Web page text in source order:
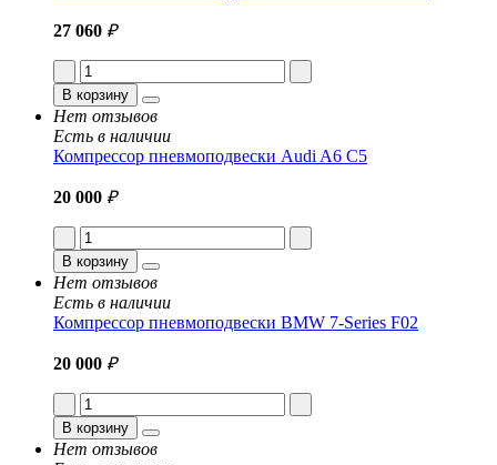
27 060 ₽
В корзину
Нет отзывов
Есть в наличии
Компрессор пневмоподвески Audi A6 C5
20 000 ₽
В корзину
Нет отзывов
Есть в наличии
Компрессор пневмоподвески BMW 7-Series F02
20 000 ₽
В корзину
Нет отзывов